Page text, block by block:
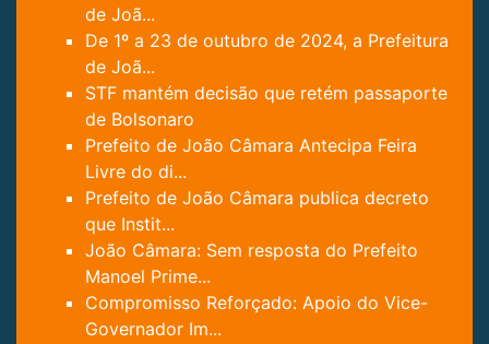
de Joã...
De 1º a 23 de outubro de 2024, a Prefeitura
de Joã...
STF mantém decisão que retém passaporte
de Bolsonaro
Prefeito de João Câmara Antecipa Feira
Livre do di...
Prefeito de João Câmara publica decreto
que Instit...
João Câmara: Sem resposta do Prefeito
Manoel Prime...
Compromisso Reforçado: Apoio do Vice-
Governador Im...